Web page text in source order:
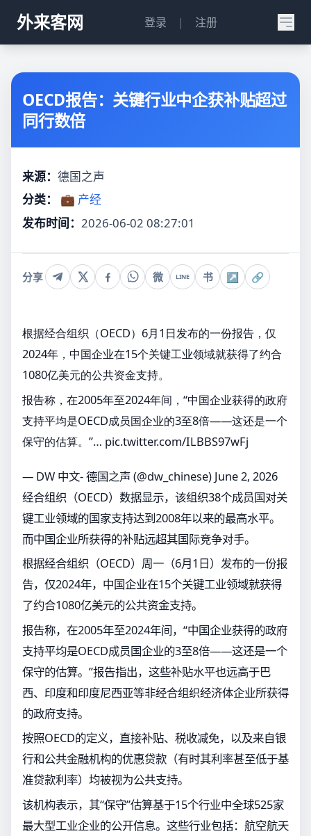
外来客网 登录 | 注册
OECD报告：关键行业中企获补贴超过
同行数倍
来源： 德国之声
分类：
💼 产经
发布时间： 2026-06-02 08:27:01
分享 微 LINE 书 ↗ 🔗
根据经合组织（OECD）6月1日发布的一份报告，仅
2024年，中国企业在15个关键工业领域就获得了约合
1080亿美元的公共资金支持。
报告称，在2005年至2024年间，“中国企业获得的政府
支持平均是OECD成员国企业的3至8倍——这还是一个
保守的估算。”… pic.twitter.com/ILBBS97wFj
— DW 中文- 德国之声 (@dw_chinese) June 2, 2026
经合组织（OECD）数据显示，该组织38个成员国对关
键工业领域的国家支持达到2008年以来的最高水平。
而中国企业所获得的补贴远超其国际竞争对手。
根据经合组织（OECD）周一（6月1日）发布的一份报
告，仅2024年，中国企业在15个关键工业领域就获得
了约合1080亿美元的公共资金支持。
报告称，在2005年至2024年间，“中国企业获得的政府
支持平均是OECD成员国企业的3至8倍——这还是一个
保守的估算。”报告指出，这些补贴水平也远高于巴
西、印度和印度尼西亚等非经合组织经济体企业所获得
的政府支持。
按照OECD的定义，直接补贴、税收减免，以及来自银
行和公共金融机构的优惠贷款（有时其利率甚至低于基
准贷款利率）均被视为公共支持。
该机构表示，其“保守”估算基于15个行业中全球525家
最大型工业企业的公开信息。这些行业包括：航空航天